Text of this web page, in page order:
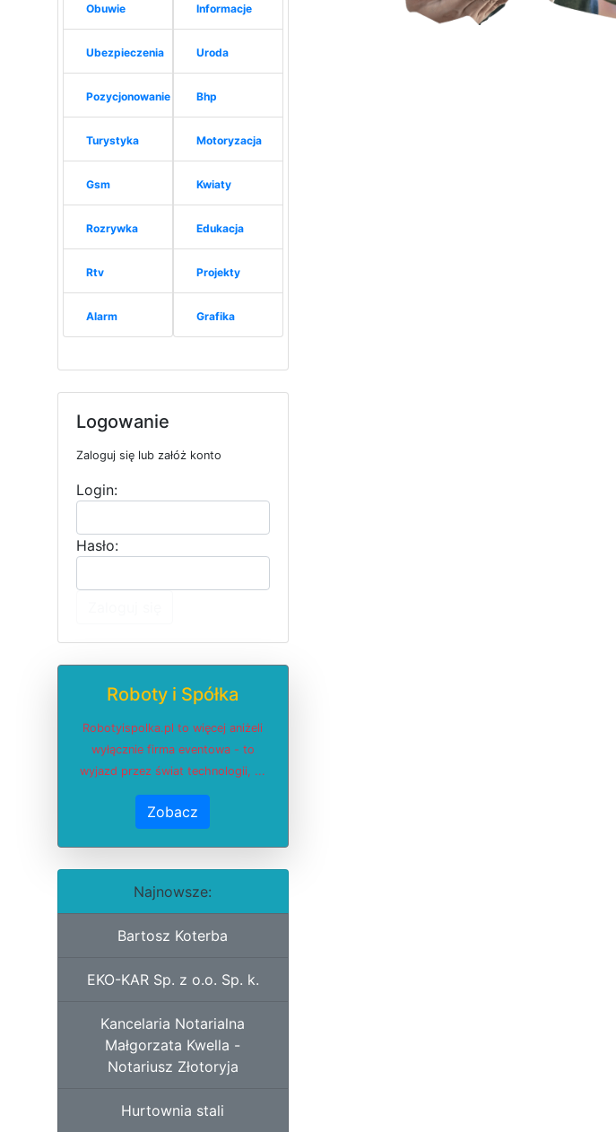
Obuwie
Ubezpieczenia
Pozycjonowanie
Turystyka
Gsm
Rozrywka
Rtv
Alarm
Informacje
Uroda
Bhp
Motoryzacja
Kwiaty
Edukacja
Projekty
Grafika
Logowanie
Zaloguj się lub załóż konto
Login:
Hasło:
Roboty i Spółka
Robotyispolka.pl to więcej aniżeli
wyłącznie firma eventowa - to
wyjazd przez świat technologii, ...
Zobacz
Najnowsze:
Bartosz Koterba
EKO-KAR Sp. z o.o. Sp. k.
Kancelaria Notarialna
Małgorzata Kwella -
Notariusz Złotoryja
Hurtownia stali